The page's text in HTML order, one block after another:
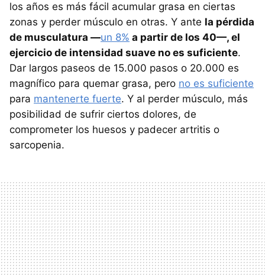
los años es más fácil acumular grasa en ciertas
zonas y perder músculo en otras. Y ante la pérdida
de musculatura —un 8% a partir de los 40—, el
ejercicio de intensidad suave no es suficiente.
Dar largos paseos de 15.000 pasos o 20.000 es
magnífico para quemar grasa, pero no es suficiente
para mantenerte fuerte. Y al perder músculo, más
posibilidad de sufrir ciertos dolores, de
comprometer los huesos y padecer artritis o
sarcopenia.